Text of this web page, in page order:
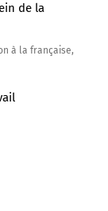
de la
à la française,